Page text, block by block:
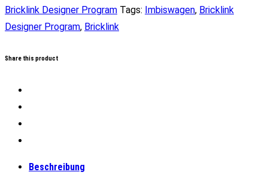
Bricklink Designer Program Tags: Imbiswagen, Bricklink
Designer Program, Bricklink
Share this product
Beschreibung